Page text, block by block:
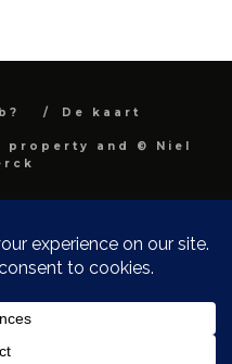
De kaart
property and © Niel